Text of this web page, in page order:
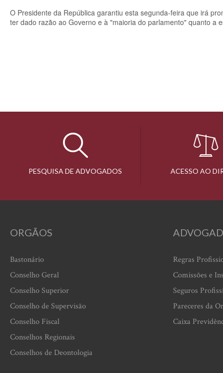
O Presidente da República garantiu esta segunda-feira que irá
ter dado razão ao Governo e à "maioria do parlamento" quanto a
PESQUISA DE ADVOGADOS ACESSO AO
ORGÃOS
Bastonário
Conselho Geral
Conselho Superior
Conselho de Supervisão
Conselho Fiscal
Conselhos Regionais
Conselhos de Deontologia
Regras
Comissões e
Seguros
Pareceres da
Caixa